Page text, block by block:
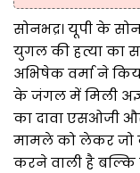
सोनभद्र। यूपी के
युगल की हत्या का
अभिषेक वर्मा ने
के जंगल में मिली
का दावा एसओजी
मामले को लेकर जो
करने वाली है बल्कि